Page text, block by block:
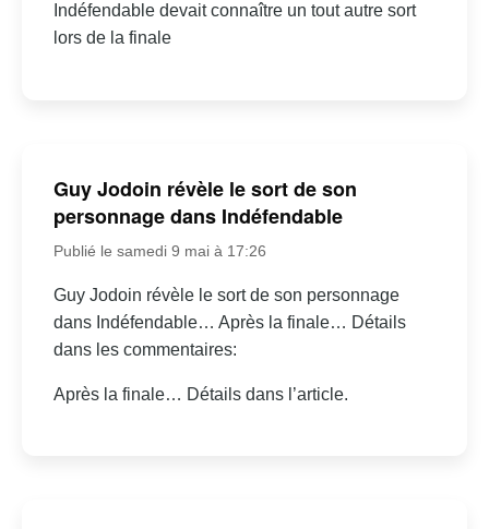
Indéfendable devait connaître un tout autre sort
lors de la finale
Guy Jodoin révèle le sort de son
personnage dans Indéfendable
Publié le samedi 9 mai à 17:26
Guy Jodoin révèle le sort de son personnage
dans Indéfendable… Après la finale… Détails
dans les commentaires:
Après la finale… Détails dans l’article.